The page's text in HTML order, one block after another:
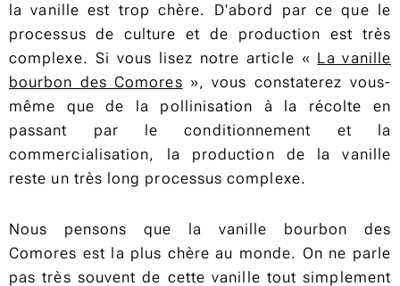
la vanille est trop chère. D'abord par ce que le
processus de culture et de production est très
complexe. Si vous lisez notre article « La vanille
bourbon des Comores », vous constaterez vous-
même que de la pollinisation à la récolte en
passant par le conditionnement et la
commercialisation, la production de la vanille
reste un très long processus complexe.
Nous pensons que la vanille bourbon des
Comores est la plus chère au monde. On ne parle
pas très souvent de cette vanille tout simplement